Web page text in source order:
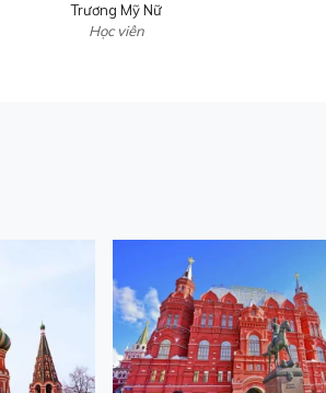
Trương Mỹ Nữ
Học viên